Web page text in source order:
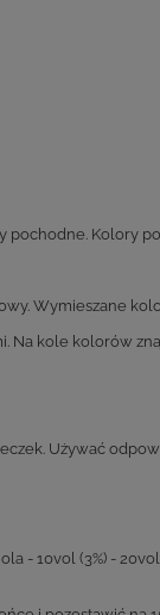
Kolory
Wymieszane
Na kole kolorów
Używać
10vol (3%) -